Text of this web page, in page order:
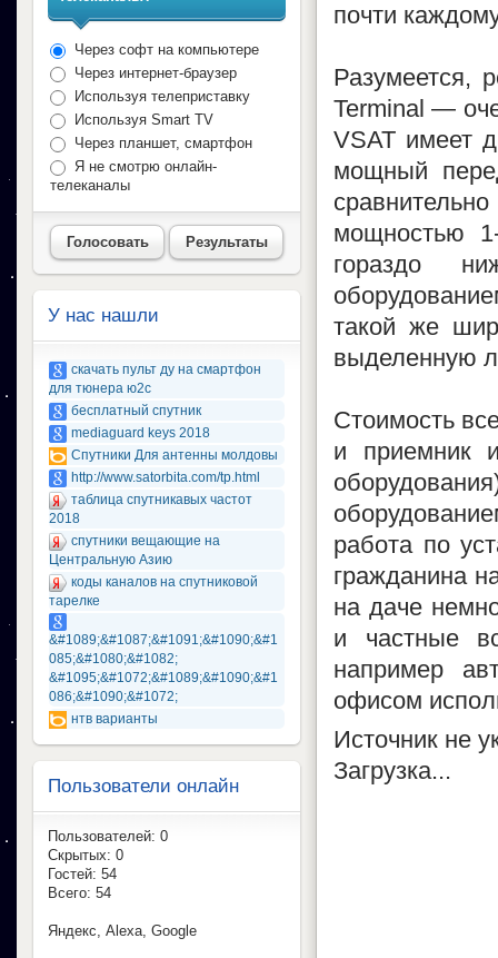
почти
Разумеется,
Terminal —
VSAT имеет
мощный
мощностью
гораздо
такой же
выделенную
Стоимость
и приемник
работа по
гражданина
на даче
и частные
например
офисом
Источник не
Загрузка...
Через софт на компьютере
Через интернет-браузер
Используя телеприставку
Используя Smart TV
Через планшет, смартфон
Я не смотрю онлайн-
телеканалы
Голосовать Результаты
У нас нашли
скачать пульт ду на смартфон
для тюнера ю2с
бесплатный спутник
mediaguard keys 2018
Спутники Для антенны молдовы
http://www.satorbita.com/tp.html
таблица спутникавых частот
2018
спутники вещающие на
Центральную Азию
коды каналов на спутниковой
тарелке
&#1089;&#1087;&#1091;&#1090;&#1
085;&#1080;&#1082;
&#1095;&#1072;&#1089;&#1090;&#1
086;&#1090;&#1072;
нтв варианты
Пользователи онлайн
Пользователей: 0
Скрытых: 0
Гостей: 54
Всего: 54
Яндекс, Alexa, Google